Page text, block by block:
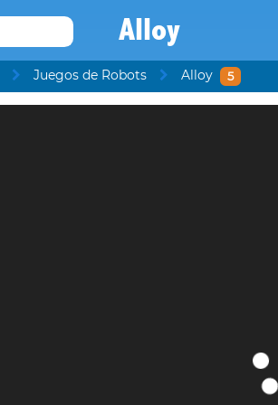
Alloy
Juegos de Robots Alloy 5